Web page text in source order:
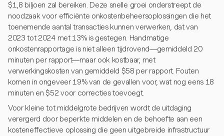
$1,8 biljoen zal bereiken. Deze snelle groei onderstreept de
noodzaak voor efficiënte onkostenbeheersoplossingen die het
toenemende aantal transacties kunnen verwerken, dat van
2023 tot 2024 met 13% is gestegen. Handmatige
onkostenrapportage is niet alleen tijdrovend—gemiddeld 20
minuten per rapport—maar ook kostbaar, met
verwerkingskosten van gemiddeld $58 per rapport. Fouten
komen in ongeveer 19% van de gevallen voor, wat nog eens 18
minuten en $52 voor correcties toevoegt.
Voor kleine tot middelgrote bedrijven wordt de uitdaging
verergerd door beperkte middelen en de behoefte aan een
kosteneffectieve oplossing die geen uitgebreide infrastructuur